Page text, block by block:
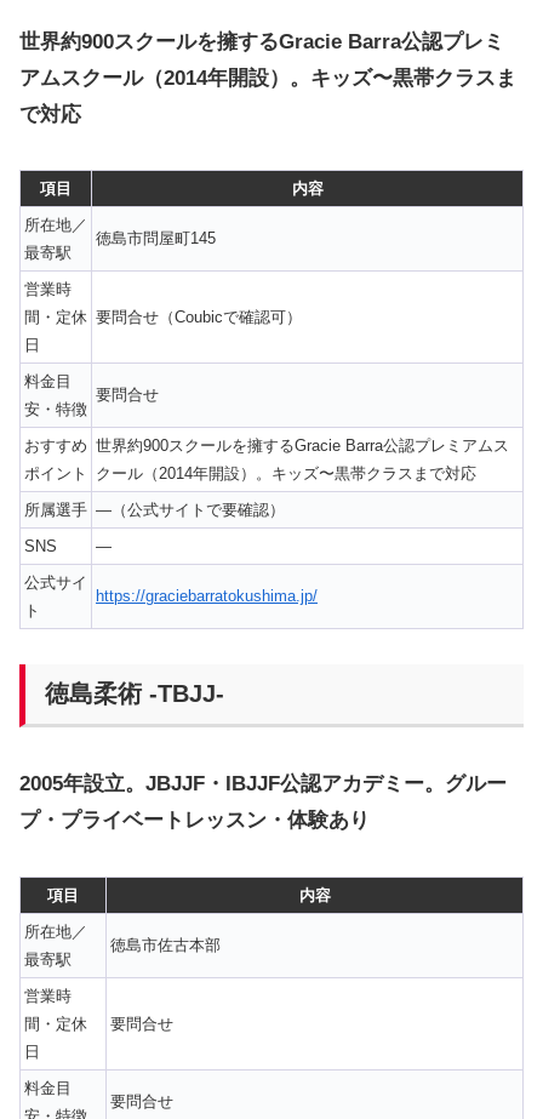
世界約900スクールを擁するGracie Barra公認プレミ
アムスクール（2014年開設）。キッズ〜黒帯クラスま
で対応
項目
内容
所在地／
最寄駅
徳島市問屋町145
営業時
間・定休
日
要問合せ（Coubicで確認可）
料金目
安・特徴
要問合せ
おすすめ
ポイント
世界約900スクールを擁するGracie Barra公認プレミアムス
クール（2014年開設）。キッズ〜黒帯クラスまで対応
所属選手 —（公式サイトで要確認）
SNS
—
公式サイ
ト
https://graciebarratokushima.jp/
徳島柔術 -TBJJ-
2005年設立。JBJJF・IBJJF公認アカデミー。グルー
プ・プライベートレッスン・体験あり
項目
内容
所在地／
最寄駅
徳島市佐古本部
営業時
間・定休
日
要問合せ
料金目
要問合せ